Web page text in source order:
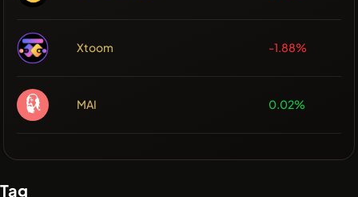
Xtoom -1.88%
MAI 0.02%
Tag